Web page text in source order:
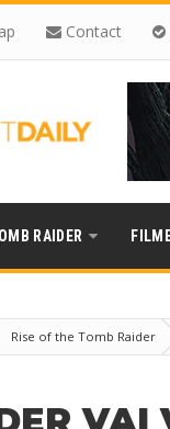
Contact
RAIDER
Rise of the Tomb Raider